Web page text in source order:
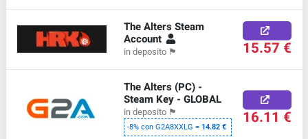
The Alters Steam
Account
in deposito 🏴 15.57 €
The Alters (PC) -
Steam Key - GLOBAL
in deposito 🏴
-8% con G2A8XXLG =14.82 € 16.11 €